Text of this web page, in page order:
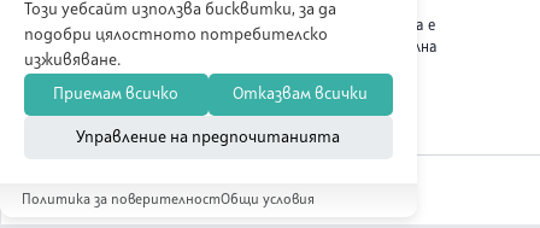
ABC Pharmacy онлайн аптека е
лицензирана от Изпълнителна
Този уебсайт използва бисквитки, за да
подобри цялостното потребителско
изживяване.
Приемам всичко
Отказвам всички
Управление на предпочитанията
Политика за поверителностОбщи условия